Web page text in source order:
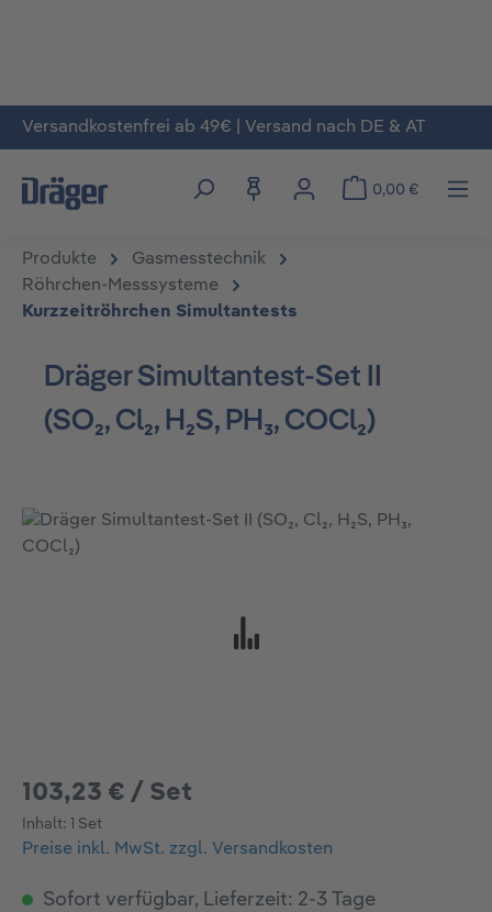
Zum Hauptinhalt springen
Versandkostenfrei ab 49€ | Versand nach DE & AT
0,00 €
Produkte
Gasmesstechnik
Röhrchen-Messsysteme
Kurzzeitröhrchen Simultantests
Dräger Simultantest-Set II
(SO₂, Cl₂, H₂S, PH₃, COCl₂)
Bildergalerie überspringen
103,23 € / Set
Inhalt: 1 Set
Preise inkl. MwSt. zzgl. Versandkosten
Sofort verfügbar, Lieferzeit: 2-3 Tage